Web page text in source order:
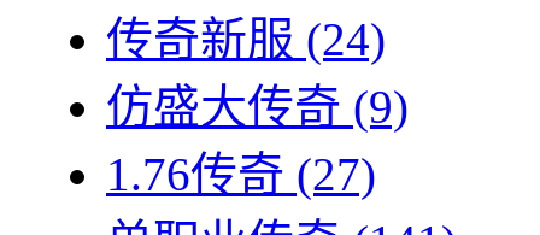
传奇新服 (24)
仿盛大传奇 (9)
1.76传奇 (27)